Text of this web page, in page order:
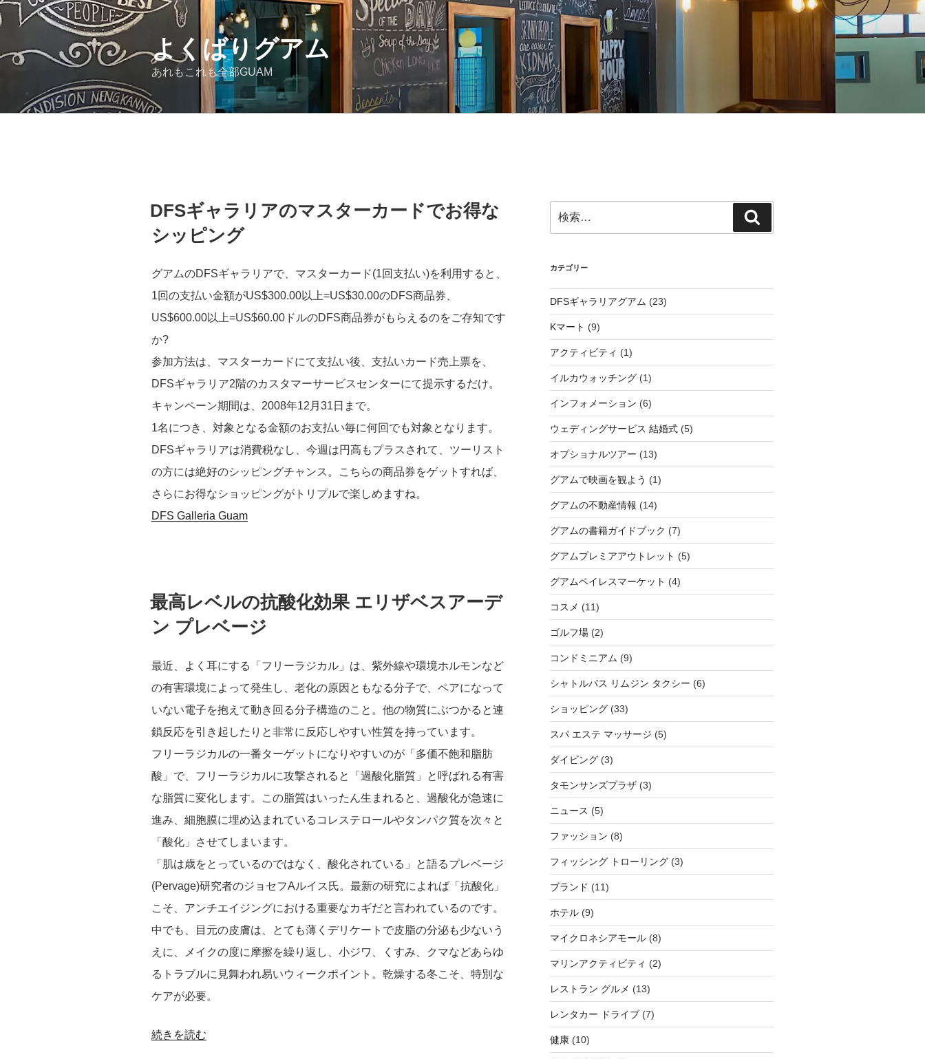
コ
ン
ン
よくばりグアム
あれもこれも全部GUAM
DFSギャラリアのマスターカードでお得な
シッピング
グアムのDFSギャラリアで、マスターカード(1回支払い)を利用すると、
1回の支払い金額がUS$300.00以上=US$30.00のDFS商品券、
US$600.00以上=US$60.00ドルのDFS商品券がもらえるのをご存知です
か?
参加方法は、マスターカードにて支払い後、支払いカード売上票を、
DFSギャラリア2階のカスタマーサービスセンターにて提示するだけ。
キャンペーン期間は、2008年12月31日まで。
1名につき、対象となる金額のお支払い毎に何回でも対象となります。
DFSギャラリアは消費税なし、今週は円高もプラスされて、ツーリスト
の方には絶好のシッピングチャンス。こちらの商品券をゲットすれば、
さらにお得なショッピングがトリプルで楽しめますね。
DFS Galleria Guam
投
稿
最高レベルの抗酸化効果 エリザベスアーデ
ン プレベージ
最近、よく耳にする「フリーラジカル」は、紫外線や環境ホルモンなど
の有害環境によって発生し、老化の原因ともなる分子で、ペアになって
いない電子を抱えて動き回る分子構造のこと。他の物質にぶつかると連
鎖反応を引き起したりと非常に反応しやすい性質を持っています。
フリーラジカルの一番ターゲットになりやすいのが「多価不飽和脂肪
酸」で、フリーラジカルに攻撃されると「過酸化脂質」と呼ばれる有害
な脂質に変化します。この脂質はいったん生まれると、過酸化が急速に
進み、細胞膜に埋め込まれているコレステロールやタンパク質を次々と
「酸化」させてしまいます。
「肌は歳をとっているのではなく、酸化されている」と語るプレベージ
(Pervage)研究者のジョセフAルイス氏。最新の研究によれば「抗酸化」
こそ、アンチエイジングにおける重要なカギだと言われているのです。
中でも、目元の皮膚は、とても薄くデリケートで皮脂の分泌も少ないう
えに、メイクの度に摩擦を繰り返し、小ジワ、くすみ、クマなどあらゆ
るトラブルに見舞われ易いウィークポイント。乾燥する冬こそ、特別な
ケアが必要。
“最
続きを読む
索:
索
カテゴリー
DFSギャラリアグアム (23)
Kマート (9)
アクティビティ (1)
イルカウォッチング(1)
インフォメーション (6)
ウェディングサービス 結婚式(5)
オプショナルツアー (13)
グアムで映画を観よう (1)
グアムの不動産情報 (14)
グアムの書籍ガイドブック (7)
グアムプレミアアウトレット (5)
グアムペイレスマーケット (4)
コスメ (11)
ゴルフ場(2)
コンドミニアム (9)
シャトルバス リムジン タクシー (6)
ショッピング(33)
スパ エステ マッサージ (5)
ダイビング(3)
タモンサンズプラザ(3)
ニュース (5)
ファッション (8)
フィッシング トローリング(3)
ブランド (11)
ホテル(9)
マイクロネシアモール(8)
マリンアクティビティ (2)
レストラン グルメ (13)
レンタカー ドライブ(7)
健康(10)